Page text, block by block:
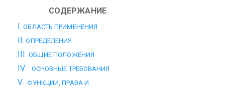
СОДЕРЖАНИЕ
I . ОБЛАСТЬ ПРИМЕНЕНИЯ
II . ОПРЕДЕЛЕНИЯ
III . ОБЩИЕ ПОЛОЖЕНИЯ
IV . ОСНОВНЫЕ ТРЕБОВАНИЯ
V . ФУНКЦИИ, ПРАВА И